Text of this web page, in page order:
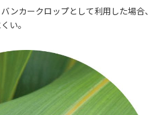
ンカークロップとして利用した場合、
い。